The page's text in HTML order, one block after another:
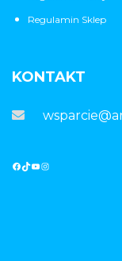
Regulamin Sklep
KONTAKT